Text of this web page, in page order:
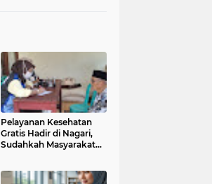
Pelayanan Kesehatan
Gratis Hadir di Nagari,
Sudahkah Masyarakat